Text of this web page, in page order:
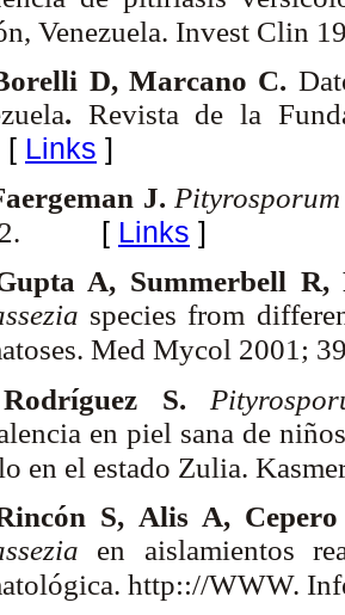
Venezuela. Invest Clin
D, Marcano C.
. Revista de la
Links ]
J. Pityrosporum
[ Links ]
A, Summerbell
species from
Med Mycol 2001;
Rodríguez S.
en piel sana de
en el estado Zulia.
S, Alis A,
en aislamientos
http:://WWW.